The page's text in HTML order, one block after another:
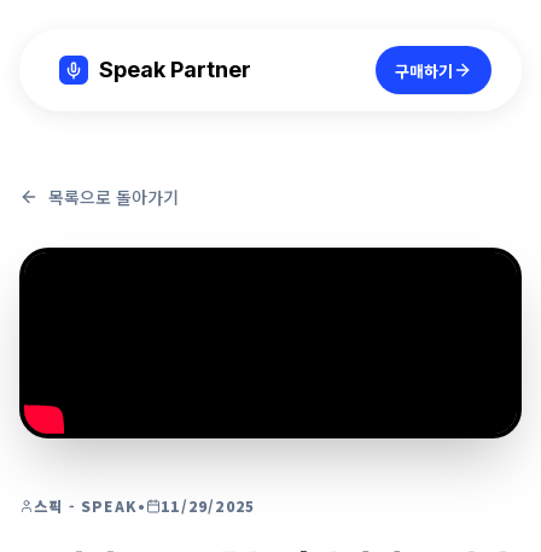
Speak Partner 구매하기
목록으로 돌아가기
스픽 - SPEAK• 11/29/2025